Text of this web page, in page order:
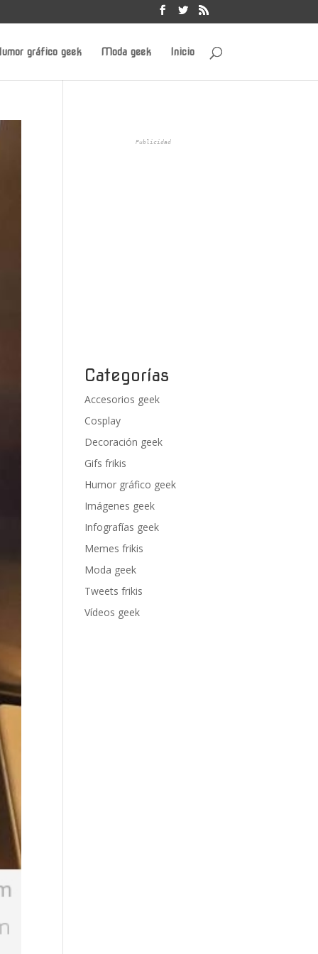
gráfico geek Moda geek Inicio
Publicidad
Categorías
Accesorios geek
Cosplay
Decoración geek
Gifs frikis
Humor gráfico geek
Imágenes geek
Infografías geek
Memes frikis
Moda geek
Tweets frikis
Vídeos geek